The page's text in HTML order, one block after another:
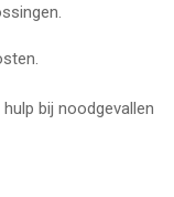
bij noodgevallen